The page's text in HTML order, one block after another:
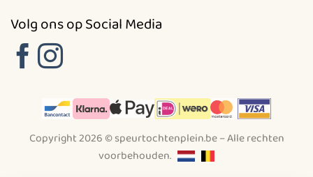
Volg ons op Social Media
Copyright 2026 © speurtochtenplein.be – Alle rechten
voorbehouden.